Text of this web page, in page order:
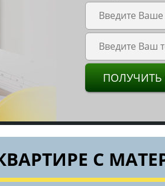
ПОЛУЧИТЬ
С